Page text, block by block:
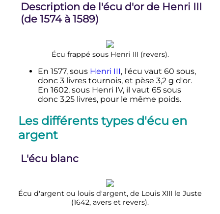
Description de l'écu d'or de Henri III
(de 1574 à 1589)
Écu frappé sous Henri III (revers).
En 1577, sous Henri III, l'écu vaut 60 sous,
donc 3 livrestournois, et pèse 3,2 g d'or.
En 1602, sous Henri IV, il vaut 65 sous
donc 3,25livres, pour le même poids.
Les différents types d'écu en
argent
L'écu blanc
Écu d'argent ou louis d'argent, de Louis XIII le Juste
(1642, avers et revers).